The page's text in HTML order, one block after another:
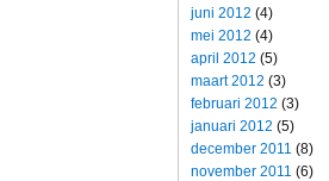
juni 2012 (4)
mei 2012 (4)
april 2012 (5)
maart 2012 (3)
februari 2012 (3)
januari 2012 (5)
december 2011 (8)
november 2011 (6)